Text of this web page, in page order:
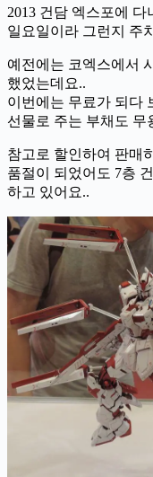
2013 건담 엑스포에 다
일요일이라 그런지 주
예전에는 코엑스에서
했었는데요..
이번에는 무료가 되다
선물로 주는 부채도 무
참고로 할인하여 판매
품절이 되었어도 7층
하고 있어요..